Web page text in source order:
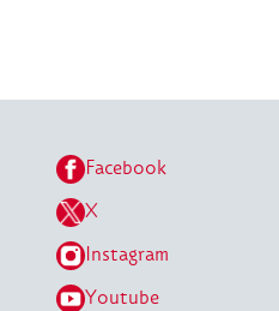
Facebook
X
Instagram
Youtube